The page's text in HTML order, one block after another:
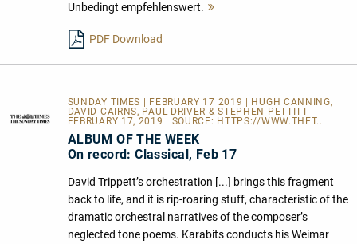
Unbedingt empfehlenswert.
PDF Download
SUNDAY TIMES | FEBRUARY 17 2019 | HUGH CANNING,
DAVID CAIRNS, PAUL DRIVER & STEPHEN PETTITT |
FEBRUARY 17, 2019 | SOURCE: HTTPS://WWW.THET...
ALBUM OF THE WEEK
On record: Classical, Feb 17
David Trippett’s orchestration [...] brings this fragment
back to life, and it is rip-roaring stuff, characteristic of the
dramatic orchestral narratives of the composer’s
neglected tone poems. Karabits conducts his Weimar